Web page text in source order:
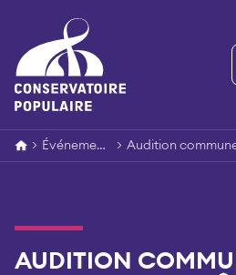
content
> Événements >
AUDITION